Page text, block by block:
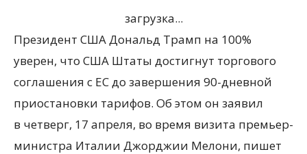
загрузка...
Президент США Дональд Трамп на 100%
уверен, что США Штаты достигнут торгового
соглашения с ЕС до завершения 90-дневной
приостановки тарифов. Об этом он заявил
в четверг, 17 апреля, во время визита премьер-
министра Италии Джорджии Мелони, пишет